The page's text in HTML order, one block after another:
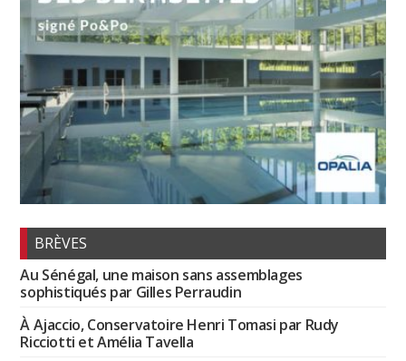
BRÈVES
Au Sénégal, une maison sans assemblages
sophistiqués par Gilles Perraudin
À Ajaccio, Conservatoire Henri Tomasi par Rudy
Ricciotti et Amélia Tavella